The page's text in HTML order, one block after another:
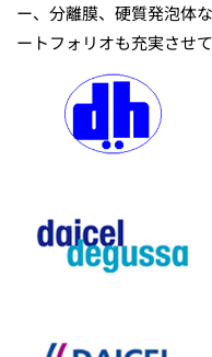
ー、分離膜、硬質発泡体
ートフォリオも充実させて